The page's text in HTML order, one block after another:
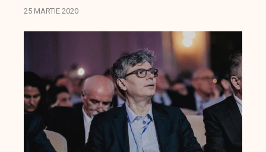
producţia de măşti sanitare, a declarat,
25 MARTIE 2020